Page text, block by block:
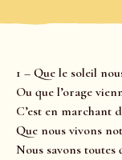
1 – Que le soleil
Ou que l’orage
C’est en marchant
Que nous vivons
Nous savons toutes